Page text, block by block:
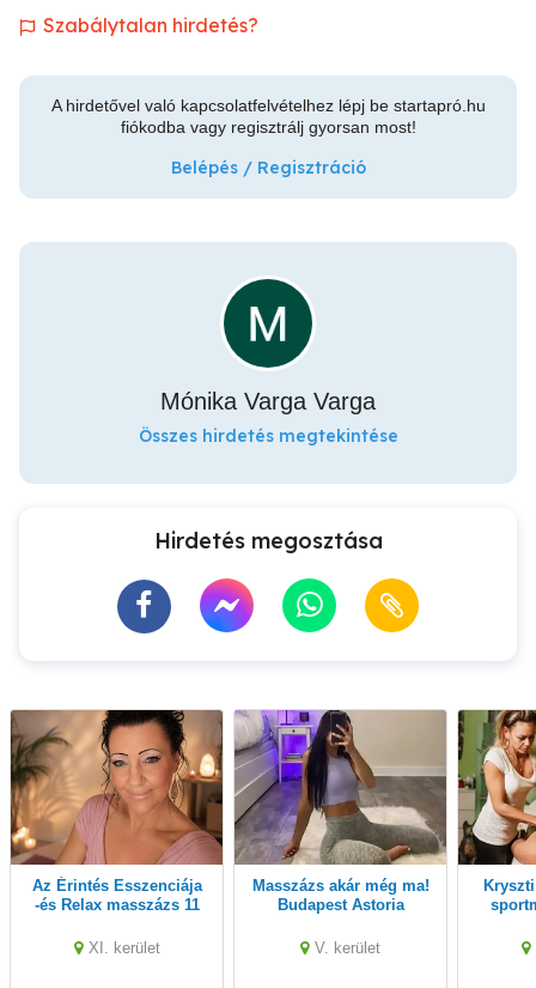
Szabálytalan hirdetés?
A hirdetővel való kapcsolatfelvételhez lépj be startapró.hu
fiókodba vagy regisztrálj gyorsan most!
Belépés / Regisztráció
Mónika Varga Varga
Összes hirdetés megtekintése
Hirdetés megosztása
Az Érintés Esszenciája
-és Relax masszázs 11
XI. kerület
Masszázs akár még ma!
Budapest Astoria
V. kerület
Kryszti & Brigi gyógy-